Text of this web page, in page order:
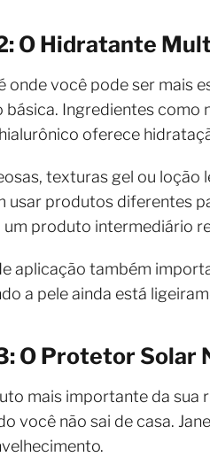
O Hidratante
onde você pode ser mais
básica. Ingredientes como
oferece
texturas gel ou loção
usar produtos diferentes
um produto intermediário
aplicação também
a pele ainda está
O Protetor Solar
mais importante da sua
você não sai de casa.